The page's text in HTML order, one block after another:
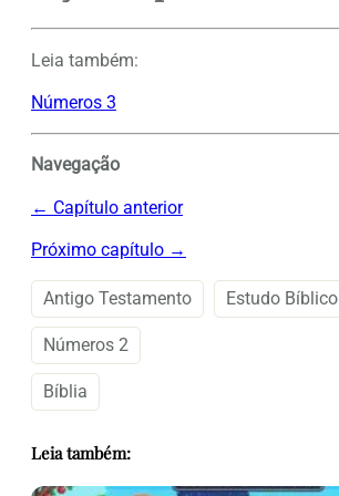
Leia também:
Números 3
Navegação
← Capítulo anterior
Próximo capítulo →
Antigo Testamento Estudo Bíblico
Números 2
Bíblia
Leia também: